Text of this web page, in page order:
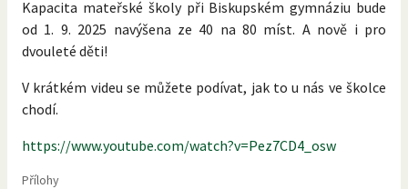
Kapacita mateřské školy při Biskupském gymnáziu bude
od 1. 9. 2025 navýšena ze 40 na 80 míst. A nově i pro
dvouleté děti!
V krátkém videu se můžete podívat, jak to u nás ve školce
chodí.
https://www.youtube.com/watch?v=Pez7CD4_osw
Přílohy